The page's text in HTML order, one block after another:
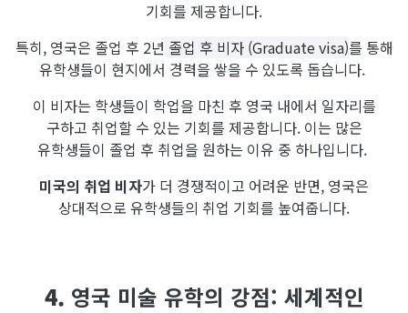
기회를 제공합니다.
특히, 영국은 졸업 후 2년 졸업 후 비자 (Graduate visa)를 통해
유학생들이 현지에서 경력을 쌓을 수 있도록 돕습니다.
이 비자는 학생들이 학업을 마친 후 영국 내에서 일자리를
구하고 취업할 수 있는 기회를 제공합니다. 이는 많은
유학생들이 졸업 후 취업을 원하는 이유 중 하나입니다.
미국의 취업 비자가 더 경쟁적이고 어려운 반면, 영국은
상대적으로 유학생들의 취업 기회를 높여줍니다.
4. 영국 미술 유학의 강점: 세계적인